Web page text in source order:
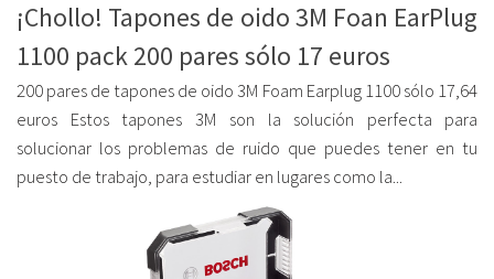
¡Chollo! Tapones de oido 3M Foan EarPlug
1100 pack 200 pares sólo 17 euros
200 pares de tapones de oido 3M Foam Earplug 1100 sólo 17,64
euros Estos tapones 3M son la solución perfecta para
solucionar los problemas de ruido que puedes tener en tu
puesto de trabajo, para estudiar en lugares como la...